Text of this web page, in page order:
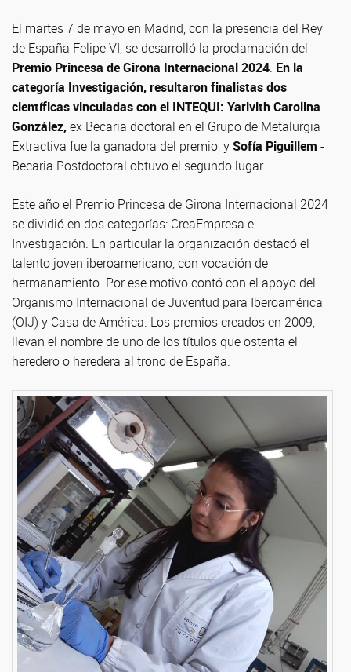
El martes 7 de mayo en Madrid, con la presencia del Rey
de España Felipe VI, se desarrolló la proclamación del
Premio Princesa de Girona Internacional 2024. En la
categoría Investigación, resultaron finalistas dos
científicas vinculadas con el INTEQUI: Yarivith Carolina
González,ex Becaria doctoral en el Grupo de Metalurgia
Extractiva fue la ganadora del premio, y Sofía Piguillem -
Becaria Postdoctoral obtuvo el segundo lugar.
Este año el Premio Princesa de Girona Internacional 2024
se dividió en dos categorías: CreaEmpresa e
Investigación. En particular la organización destacó el
talento joven iberoamericano, con vocación de
hermanamiento. Por ese motivo contó con el apoyo del
Organismo Internacional de Juventud para Iberoamérica
(OIJ) y Casa de América. Los premios creados en 2009,
llevan el nombre de uno de los títulos que ostenta el
heredero o heredera al trono de España.